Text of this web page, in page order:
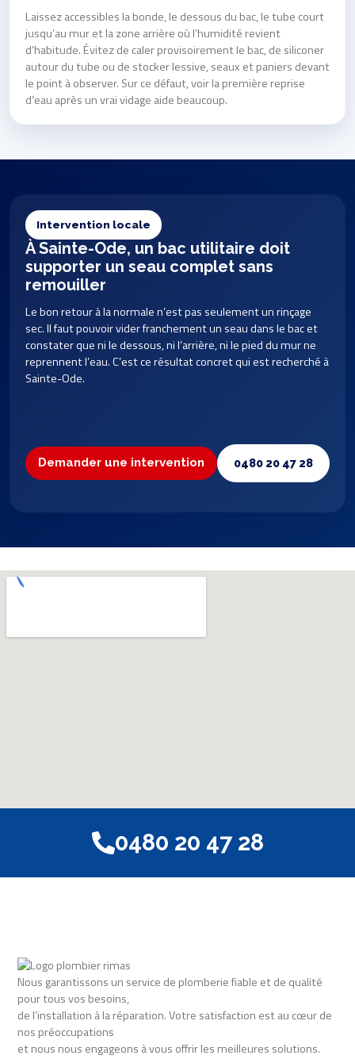
Laissez accessibles la bonde, le dessous du bac, le tube court
jusqu’au mur et la zone arrière où l’humidité revient
d’habitude. Évitez de caler provisoirement le bac, de siliconer
autour du tube ou de stocker lessive, seaux et paniers devant
le point à observer. Sur ce défaut, voir la première reprise
d’eau après un vrai vidage aide beaucoup.
Intervention locale
À Sainte-Ode, un bac utilitaire doit
supporter un seau complet sans
remouiller
Le bon retour à la normale n’est pas seulement un rinçage
sec. Il faut pouvoir vider franchement un seau dans le bac et
constater que ni le dessous, ni l’arrière, ni le pied du mur ne
reprennent l’eau. C’est ce résultat concret qui est recherché à
Sainte-Ode.
Demander une intervention 0480 20 47 28
0480 20 47 28
Nous garantissons un service de plomberie fiable et de qualité
pour tous vos besoins,
de l’installation à la réparation. Votre satisfaction est au cœur de
nos préoccupations
et nous nous engageons à vous offrir les meilleures solutions.